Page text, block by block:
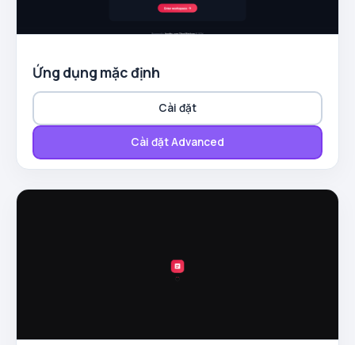
Ứng dụng mặc định
Cài đặt
Cài đặt Advanced